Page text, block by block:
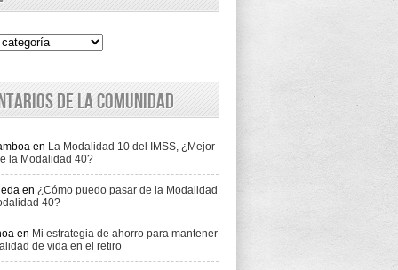
de la comunidad
en La Modalidad 10 del IMSS, ¿Mejor
la Modalidad 40?
en ¿Cómo puedo pasar de la Modalidad
40?
en Mi estrategia de ahorro para mantener
de vida en el retiro